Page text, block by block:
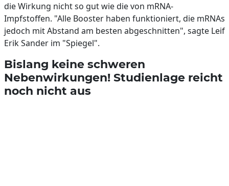
die Wirkung nicht so gut wie die von mRNA-
Impfstoffen. "Alle Booster haben funktioniert, die mRNAs
jedoch mit Abstand am besten abgeschnitten", sagte Leif
Erik Sander im "Spiegel".
Bislang keine schweren
Nebenwirkungen! Studienlage reicht
noch nicht aus